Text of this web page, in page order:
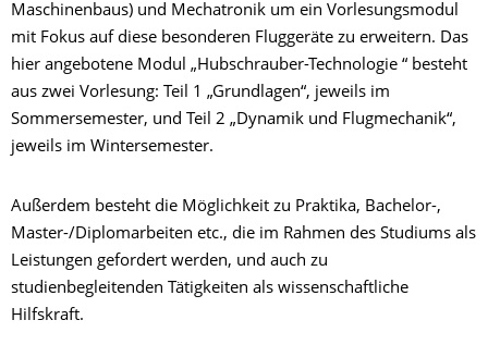
Maschinenbaus) und Mechatronik um ein Vorlesungsmodul
mit Fokus auf diese besonderen Fluggeräte zu erweitern. Das
hier angebotene Modul „Hubschrauber-Technologie “ besteht
aus zwei Vorlesung: Teil 1 „Grundlagen“, jeweils im
Sommersemester, und Teil 2 „Dynamik und Flugmechanik“,
jeweils im Wintersemester.
Außerdem besteht die Möglichkeit zu Praktika, Bachelor-,
Master-/Diplomarbeiten etc., die im Rahmen des Studiums als
Leistungen gefordert werden, und auch zu
studienbegleitenden Tätigkeiten als wissenschaftliche
Hilfskraft.